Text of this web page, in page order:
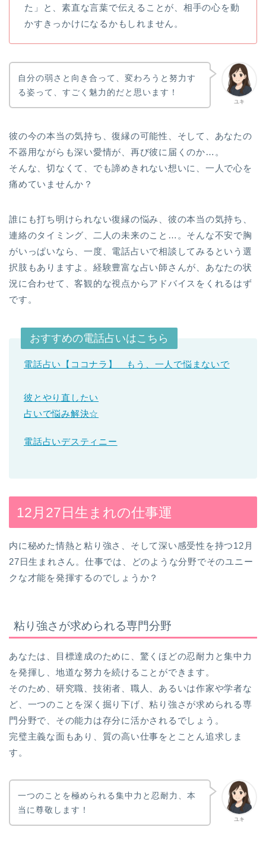
た」と、素直な言葉で伝えることが、相手の心を動
かすきっかけになるかもしれません。
ユキ
自分の弱さと向き合って、変わろうと努力す
る姿って、すごく魅力的だと思います！
彼の今の本当の気持ち、復縁の可能性、そして、あなたの
不器用ながらも深い愛情が、再び彼に届くのか…。
そんな、切なくて、でも諦めきれない想いに、一人で心を
痛めていませんか？
誰にも打ち明けられない復縁の悩み、彼の本当の気持ち、
連絡のタイミング、二人の未来のこと…。そんな不安で胸
がいっぱいなら、一度、電話占いで相談してみるという選
択肢もありますよ。経験豊富な占い師さんが、あなたの状
況に合わせて、客観的な視点からアドバイスをくれるはず
です。
おすすめの電話占いはこちら
電話占い【ココナラ】 もう、一人で悩まないで
彼とやり直したい
占いで悩み解決☆
電話占いデスティニー
12月27日生まれの仕事運
内に秘めた情熱と粘り強さ、そして深い感受性を持つ12月
27日生まれさん。仕事では、どのような分野でそのユニー
クな才能を発揮するのでしょうか？
粘り強さが求められる専門分野
あなたは、目標達成のために、驚くほどの忍耐力と集中力
を発揮し、地道な努力を続けることができます。
そのため、研究職、技術者、職人、あるいは作家や学者な
ど、一つのことを深く掘り下げ、粘り強さが求められる専
門分野で、その能力は存分に活かされるでしょう。
完璧主義な面もあり、質の高い仕事をとことん追求しま
す。
ユキ
一つのことを極められる集中力と忍耐力、本
当に尊敬します！